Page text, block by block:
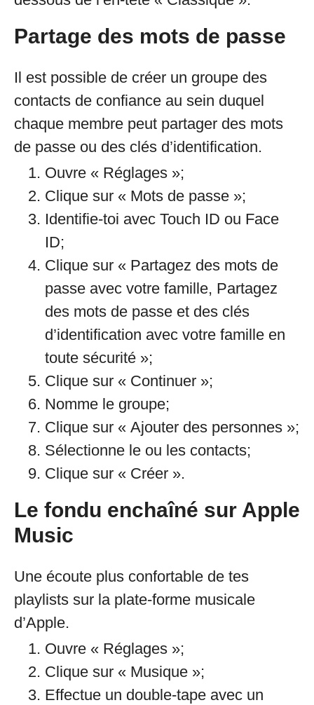
Partage des mots de passe
Il est possible de créer un groupe des
contacts de confiance au sein duquel
chaque membre peut partager des mots
de passe ou des clés d’identification.
Ouvre « Réglages »;
Clique sur « Mots de passe »;
Identifie-toi avec Touch ID ou Face
ID;
Clique sur « Partagez des mots de
passe avec votre famille, Partagez
des mots de passe et des clés
d’identification avec votre famille en
toute sécurité »;
Clique sur « Continuer »;
Nomme le groupe;
Clique sur « Ajouter des personnes »;
Sélectionne le ou les contacts;
Clique sur « Créer ».
Le fondu enchaîné sur Apple
Music
Une écoute plus confortable de tes
playlists sur la plate-forme musicale
d’Apple.
Ouvre « Réglages »;
Clique sur « Musique »;
Effectue un double-tape avec un